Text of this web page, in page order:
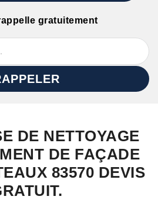
gratuitement
DE NETTOYAGE
DE FAÇADE
83570 DEVIS